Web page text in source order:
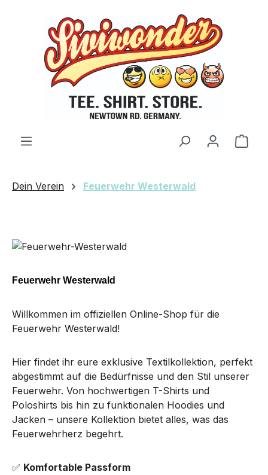
Dein Verein Feuerwehr Westerwald
Feuerwehr Westerwald
Willkommen im offiziellen Online-Shop für die
Feuerwehr Westerwald!
Hier findet ihr eure exklusive Textilkollektion, perfekt
abgestimmt auf die Bedürfnisse und den Stil unserer
Feuerwehr. Von hochwertigen T-Shirts und
Poloshirts bis hin zu funktionalen Hoodies und
Jacken – unsere Kollektion bietet alles, was das
Feuerwehrherz begehrt.
✅ Komfortable Passform